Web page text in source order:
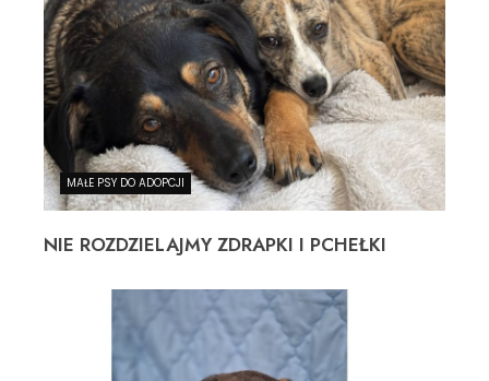
MAŁE PSY DO ADOPCJI
NIE ROZDZIELAJMY ZDRAPKI I PCHEŁKI